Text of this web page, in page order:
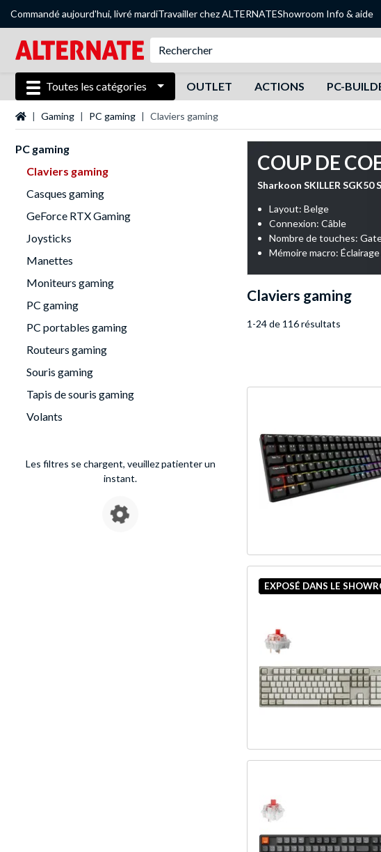
Commandé aujourd'hui, livré mardiTravailler chez ALTERNATEShowroom Info & aide
Toutes les catégories OUTLET ACTIONS PC-
Page d'accueil
Gaming PC gaming Claviers gaming
PC gaming
Claviers gaming
Casques gaming
GeForce RTX Gaming
Joysticks
Manettes
Moniteurs gaming
PC gaming
PC portables gaming
Routeurs gaming
Souris gaming
Tapis de souris gaming
Volants
Les filtres se chargent, veuillez patienter un
instant.
COUP DE
Sharkoon SKILLER SGK50
Layout: Belge
Connexion: Câble
Nombre de touches:
Mémoire macro:
Claviers gaming
1-24 de 116 résultats
EXPOSÉ DANS LE